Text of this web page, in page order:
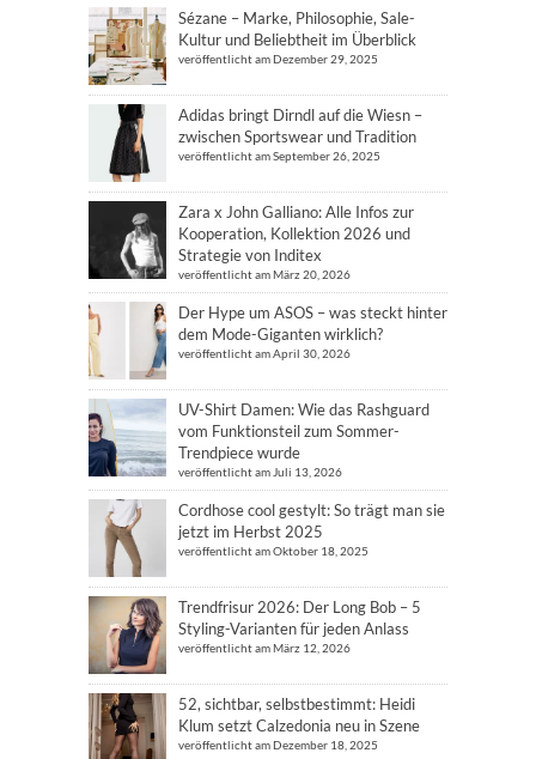
Sézane – Marke, Philosophie, Sale-
Kultur und Beliebtheit im Überblick
veröffentlicht am Dezember 29, 2025
Adidas bringt Dirndl auf die Wiesn –
zwischen Sportswear und Tradition
veröffentlicht am September 26, 2025
Zara x John Galliano: Alle Infos zur
Kooperation, Kollektion 2026 und
Strategie von Inditex
veröffentlicht am März 20, 2026
Der Hype um ASOS – was steckt hinter
dem Mode-Giganten wirklich?
veröffentlicht am April 30, 2026
UV-Shirt Damen: Wie das Rashguard
vom Funktionsteil zum Sommer-
Trendpiece wurde
veröffentlicht am Juli 13, 2026
Cordhose cool gestylt: So trägt man sie
jetzt im Herbst 2025
veröffentlicht am Oktober 18, 2025
Trendfrisur 2026: Der Long Bob – 5
Styling-Varianten für jeden Anlass
veröffentlicht am März 12, 2026
52, sichtbar, selbstbestimmt: Heidi
Klum setzt Calzedonia neu in Szene
veröffentlicht am Dezember 18, 2025